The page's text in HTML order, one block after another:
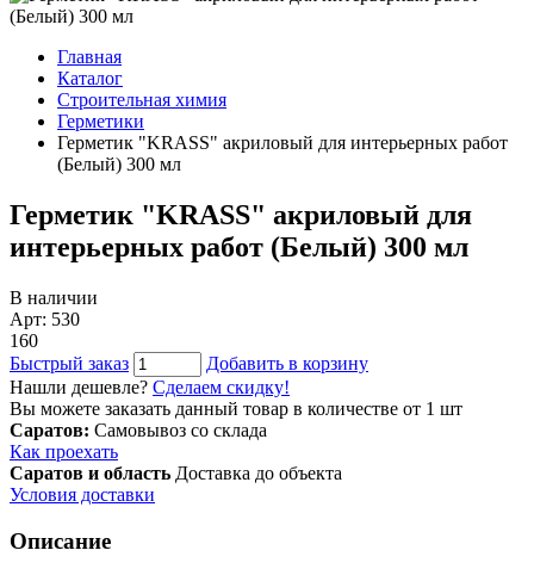
Главная
Каталог
Строительная химия
Герметики
Герметик "KRASS" акриловый для интерьерных работ
(Белый) 300 мл
Герметик "KRASS" акриловый для
интерьерных работ (Белый) 300 мл
В наличии
Арт: 530
160
Быстрый заказ
Добавить в корзину
Нашли дешевле? Сделаем скидку!
Вы можете заказать данный товар в количестве от 1 шт
Саратов: Самовывоз со склада
Как проехать
Саратов и область Доставка до объекта
Условия доставки
Описание